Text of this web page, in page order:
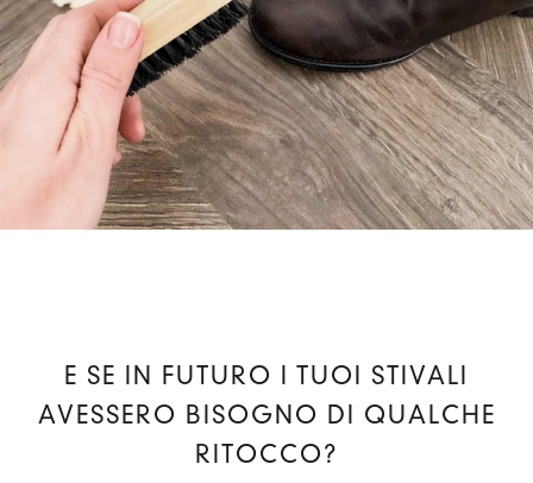
E SE IN FUTURO I TUOI STIVALI
AVESSERO BISOGNO DI QUALCHE
RITOCCO?